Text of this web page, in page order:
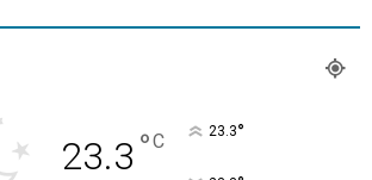
23.3 °C 23.3°